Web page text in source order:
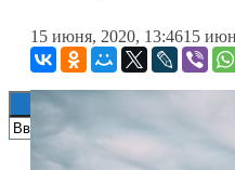
Книги
15 июня, 2020, 13:4615